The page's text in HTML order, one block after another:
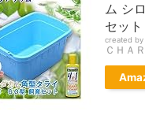
ム シ
セット
created by
ＣＨＡ